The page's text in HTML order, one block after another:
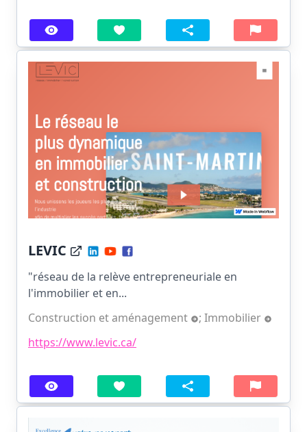
LEVIC
"réseau de la relève entrepreneuriale en
l'immobilier et en...
Construction et aménagement
; Immobilier
https://www.levic.ca/